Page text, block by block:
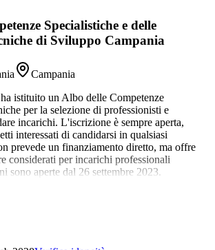
Specialistiche e delle
di Sviluppo Campania
Campania
istituito un Albo delle Competenze
per la selezione di professionisti e
incarichi. L'iscrizione è sempre aperta,
interessati di candidarsi in qualsiasi
prevede un finanziamento diretto, ma offre
considerati per incarichi professionali
sono aperte dal 26 settembre 2023.